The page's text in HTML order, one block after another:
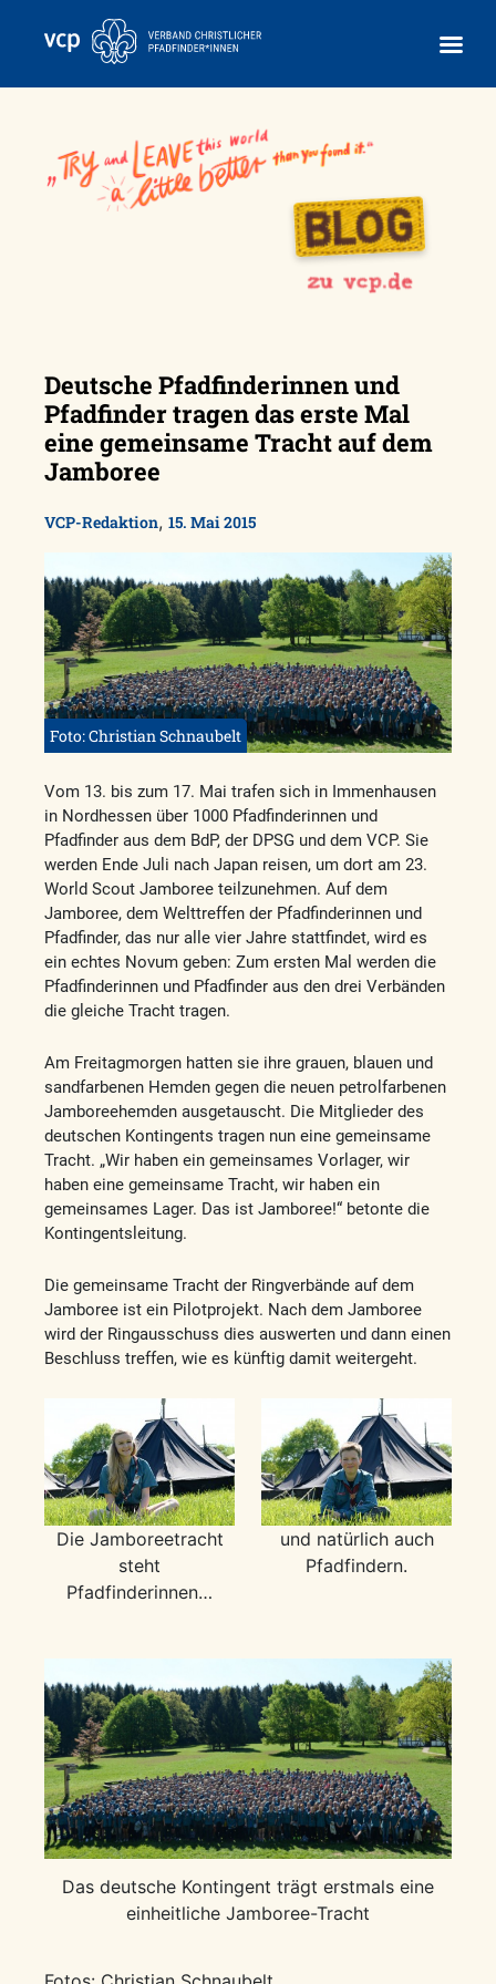
Deutsche Pfadfinderinnen und
Pfadfinder tragen das erste Mal
eine gemeinsame Tracht auf dem
Jamboree
VCP-Redaktion, 15. Mai 2015
Foto: Christian Schnaubelt
Vom 13. bis zum 17. Mai trafen sich in Immenhausen
in Nordhessen über 1000 Pfadfinderinnen und
Pfadfinder aus dem BdP, der DPSG und dem VCP. Sie
werden Ende Juli nach Japan reisen, um dort am 23.
World Scout Jamboree teilzunehmen. Auf dem
Jamboree, dem Welttreffen der Pfadfinderinnen und
Pfadfinder, das nur alle vier Jahre stattfindet, wird es
ein echtes Novum geben: Zum ersten Mal werden die
Pfadfinderinnen und Pfadfinder aus den drei Verbänden
die gleiche Tracht tragen.
Am Freitagmorgen hatten sie ihre grauen, blauen und
sandfarbenen Hemden gegen die neuen petrolfarbenen
Jamboreehemden ausgetauscht. Die Mitglieder des
deutschen Kontingents tragen nun eine gemeinsame
Tracht. „Wir haben ein gemeinsames Vorlager, wir
haben eine gemeinsame Tracht, wir haben ein
gemeinsames Lager. Das ist Jamboree!“ betonte die
Kontingentsleitung.
Die gemeinsame Tracht der Ringverbände auf dem
Jamboree ist ein Pilotprojekt. Nach dem Jamboree
wird der Ringausschuss dies auswerten und dann einen
Beschluss treffen, wie es künftig damit weitergeht.
Die Jamboreetracht
steht
Pfadfinderinnen…
und natürlich auch
Pfadfindern.
Das deutsche Kontingent trägt erstmals eine
einheitliche Jamboree-Tracht